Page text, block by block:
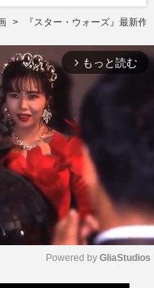
『スター・ウォーズ』最新
arrow_forward_ios もっと読む
Powered by GliaStudios